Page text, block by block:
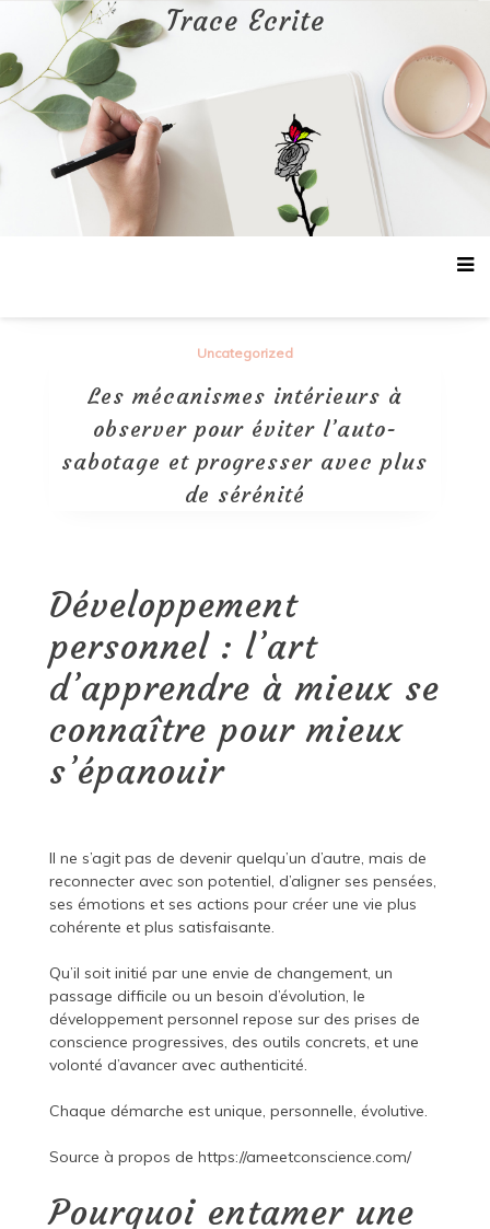
contenu
Trace Ecrite
Uncategorized
Les mécanismes intérieurs à
observer pour éviter l’auto-
sabotage et progresser avec plus
de sérénité
Développement
personnel : l’art
d’apprendre à mieux se
connaître pour mieux
s’épanouir
Il ne s’agit pas de devenir quelqu’un d’autre, mais de
reconnecter avec son potentiel, d’aligner ses pensées,
ses émotions et ses actions pour créer une vie plus
cohérente et plus satisfaisante.
Qu’il soit initié par une envie de changement, un
passage difficile ou un besoin d’évolution, le
développement personnel repose sur des prises de
conscience progressives, des outils concrets, et une
volonté d’avancer avec authenticité.
Chaque démarche est unique, personnelle, évolutive.
Source à propos de https://ameetconscience.com/
Pourquoi entamer une